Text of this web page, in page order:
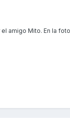
amigo Mito. En la